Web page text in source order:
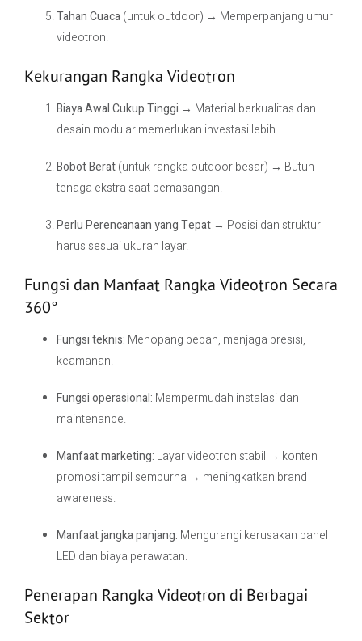
Tahan Cuaca(untuk outdoor) → Memperpanjang umur
videotron.
Kekurangan Rangka Videotron
Biaya Awal Cukup Tinggi → Material berkualitas dan
desain modular memerlukan investasi lebih.
Bobot Berat(untuk rangka outdoor besar) → Butuh
tenaga ekstra saat pemasangan.
Perlu Perencanaan yang Tepat → Posisi dan struktur
harus sesuai ukuran layar.
Fungsi dan Manfaat Rangka Videotron Secara
360°
Fungsi teknis: Menopang beban, menjaga presisi,
keamanan.
Fungsi operasional: Mempermudah instalasi dan
maintenance.
Manfaat marketing: Layar videotron stabil → konten
promosi tampil sempurna → meningkatkan brand
awareness.
Manfaat jangka panjang: Mengurangi kerusakan panel
LED dan biaya perawatan.
Penerapan Rangka Videotron di Berbagai
Sektor